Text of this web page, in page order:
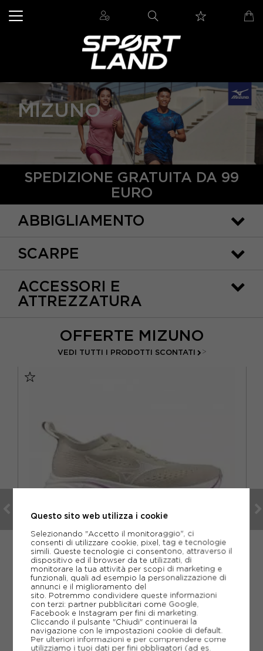
MIZUNO
SPEDIZIONE GRATUITA DA 99
EURO
ABBIGLIAMENTO
SCARPE
ACCESSORI E
ATTREZZATURA
OFFERTE MIZUNO
VEDI TUTTI I PRODOTTI SCONTATI >
MIZUNO
MIZUNO NEO ZEN 2 SUMMER SAND BIANCO - SCARPE
RUNNING DONNA
ACQUISTA
-30% 105,00€
Questo sito web utilizza i cookie
Selezionando "Accetto il monitoraggio", ci
consenti di utilizzare cookie, pixel, tag e tecnologie
simili. Queste tecnologie ci consentono, attraverso il
dispositivo ed il browser da te utilizzati, di
monitorare la tua attività per scopi di marketing e
funzionali, quali ad esempio la personalizzazione di
annunci e il miglioramento del
sito. Potremmo condividere queste informazioni
con terzi: partner pubblicitari come Google,
Facebook e Instagram per fini di marketing.
Cliccando il pulsante "Chiudi" continuerai la
navigazione con le impostazioni cookie di default.
Per ulteriori informazioni e per comprendere come
utilizziamo i tuoi dati per fini obbligatori (ad es.